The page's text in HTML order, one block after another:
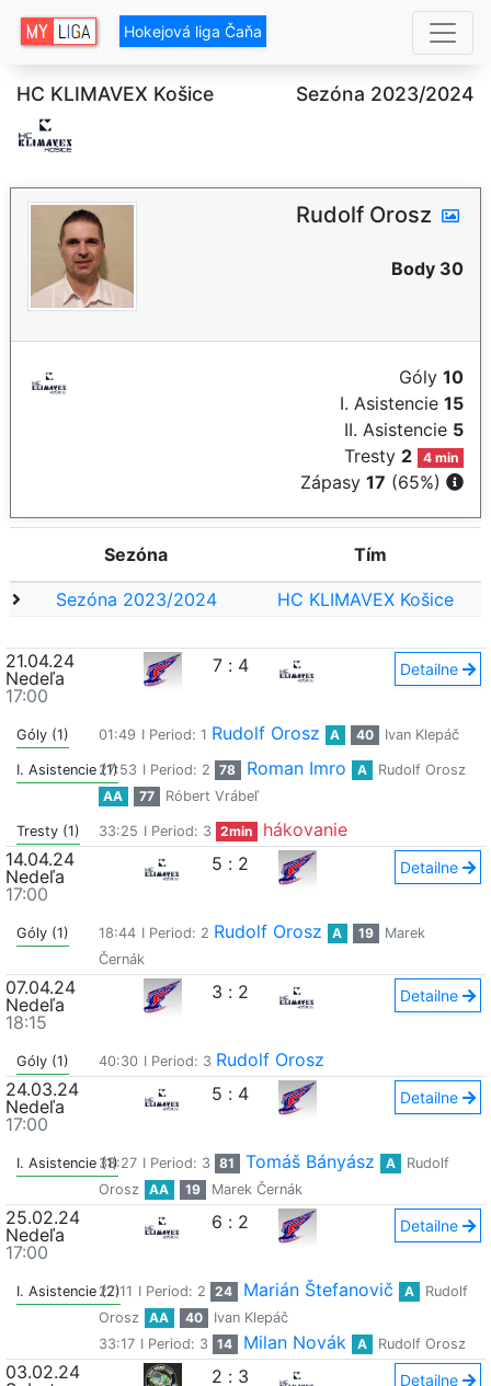
Hokejová liga Čaňa
HC KLIMAVEX Košice Sezóna 2023/2024
Rudolf Orosz
Body 30
Góly 10
I. Asistencie 15
II. Asistencie 5
Tresty 2 4 min
Zápasy 17 (65%)
Sezóna Tím
Sezóna 2023/2024 HC KLIMAVEX Košice
21.04.24
Nedeľa
17:00
7 : 4 Detailne
Góly (1) 01:49 I Period: 1 Rudolf Orosz A 40 Ivan Klepáč
I. Asistencie (1)27:53 I Period: 2 78 Roman Imro A
Rudolf Orosz
AA
77 Róbert Vrábeľ
Tresty (1) 33:25 I Period: 3 2min
hákovanie
14.04.24
Nedeľa
17:00
5 : 2 Detailne
Góly (1) 18:44 I Period: 2 Rudolf Orosz A 19
Marek
Černák
07.04.24
Nedeľa
18:15
3 : 2 Detailne
Góly (1) 40:30 I Period: 3 Rudolf Orosz
24.03.24
Nedeľa
17:00
5 : 4 Detailne
I. Asistencie (1)38:27 I Period: 3 81 Tomáš Bányász A
Rudolf
Orosz
AA 19 Marek Černák
25.02.24
Nedeľa
17:00
6 : 2 Detailne
I. Asistencie (2)
27:11 I Period: 2 24 Marián Štefanovič A
Rudolf
Orosz
AA 40
Ivan Klepáč
33:17 I Period: 3 14 Milan Novák A Rudolf Orosz
03.02.24
2 : 3 Detailne